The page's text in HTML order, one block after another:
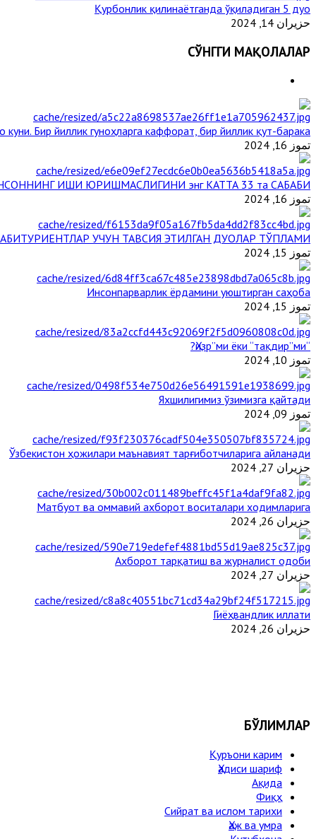
Қурбонлик қилинаётганда ўқиладиган 5 дуо
حزيران 14, 2024
СЎНГГИ МАҚОЛАЛАР
Бир йиллик гуноҳларга каффорат, бир йиллик қут-барака
تموز 16, 2024
ИШИ ЮРИШМАСЛИГИНИ энг КАТТА 33 та САБАБИ
تموز 16, 2024
АБИТУРИЕНТЛАР УЧУН ТАВСИЯ ЭТИЛГАН ДУОЛАР ТЎПЛАМИ
تموز 15, 2024
Инсонпарварлик ёрдамини уюштирган саҳоба
تموز 15, 2024
“Ҳизр”ми ёки “тақдир”ми?
تموز 10, 2024
Яхшилигимиз ўзимизга қайтади
تموز 09, 2024
Ўзбекистон ҳожилари маънавият тарғиботчиларига айланади
حزيران 27, 2024
Матбуот ва оммавий ахборот воситалари ходимларига
حزيران 26, 2024
Ахборот тарқатиш ва журналист одоби
حزيران 27, 2024
Гиёҳвандлик иллати
حزيران 26, 2024
БЎЛИМЛАР
Қуръони карим
Ҳадиси шариф
Ақида
Фиқҳ
Сийрат ва ислом тарихи
Ҳаж ва умра